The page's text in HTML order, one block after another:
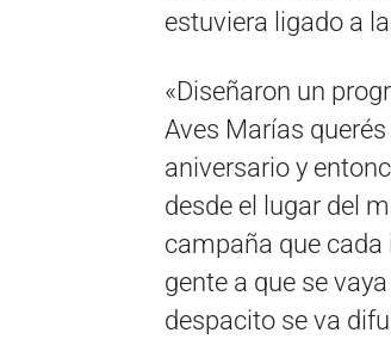
estuviera ligado a
«Diseñaron un
Aves Marías
aniversario y
desde el lugar del
campaña que cada
gente a que se
despacito se va